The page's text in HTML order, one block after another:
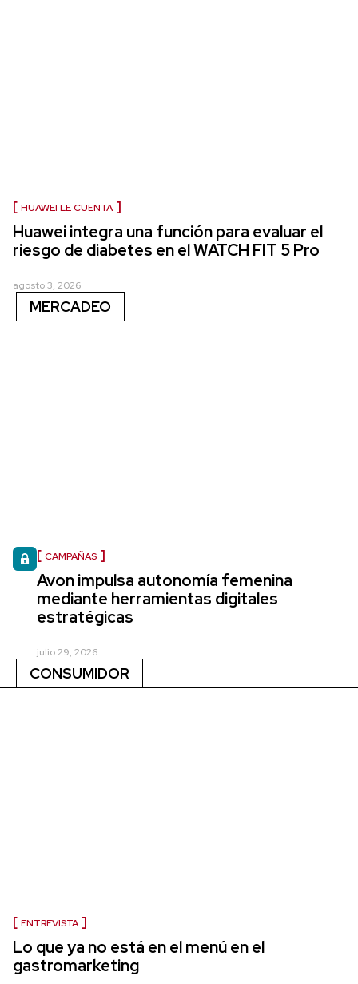
HUAWEI LE CUENTA
Huawei integra una función para evaluar el
riesgo de diabetes en el WATCH FIT 5 Pro
agosto 3, 2026
MERCADEO
CAMPAÑAS
Avon impulsa autonomía femenina
mediante herramientas digitales
estratégicas
julio 29, 2026
CONSUMIDOR
ENTREVISTA
Lo que ya no está en el menú en el
gastromarketing